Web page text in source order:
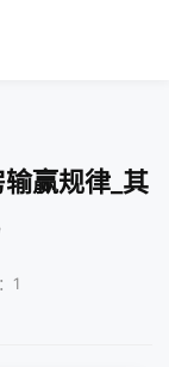
赢规律_其
1